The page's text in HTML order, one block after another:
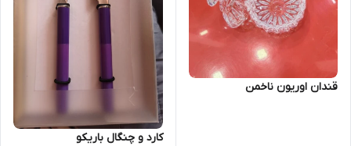
قندان اوریون ناخمن
کارد و چنگال باریکو